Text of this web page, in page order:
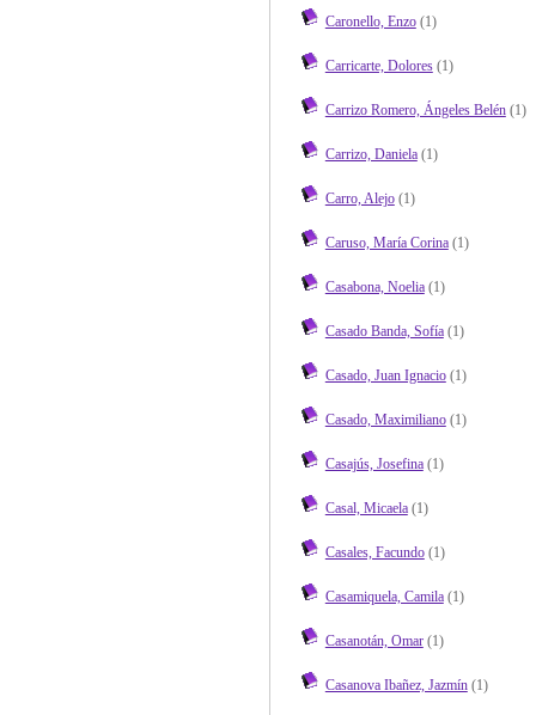
Caronello, Enzo(1)
Carricarte, Dolores(1)
Carrizo Romero, Ángeles Belén(1)
Carrizo, Daniela(1)
Carro, Alejo(1)
Caruso, María Corina(1)
Casabona, Noelia(1)
Casado Banda, Sofía(1)
Casado, Juan Ignacio(1)
Casado, Maximiliano(1)
Casajús, Josefina(1)
Casal, Micaela(1)
Casales, Facundo(1)
Casamiquela, Camila(1)
Casanotán, Omar(1)
Casanova Ibañez, Jazmín(1)